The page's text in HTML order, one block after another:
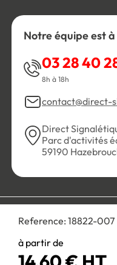
Reference: 18822-007
à partir de
Notre équipe est
03 28 40
8h à 18h
contact@direct-
Direct
Parc d'activités
59190
Personnaliser les